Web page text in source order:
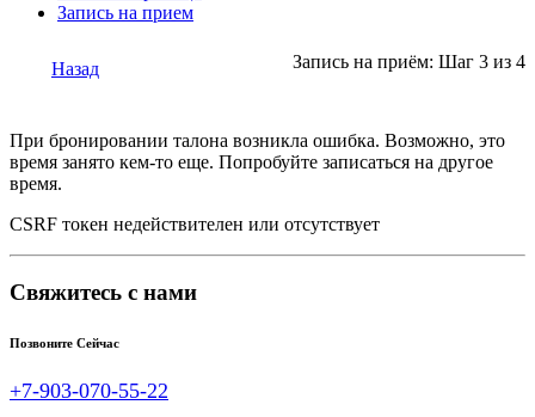
Запись на прием
Назад Запись на приём: Шаг 3 из 4
При бронировании талона возникла ошибка. Возможно, это
время занято кем-то еще. Попробуйте записаться на другое
время.
CSRF токен недействителен или отсутствует
Свяжитесь с нами
Позвоните Сейчас
+7-903-070-55-22